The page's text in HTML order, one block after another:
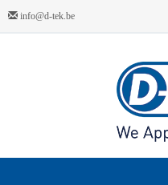
info@d-tek.be